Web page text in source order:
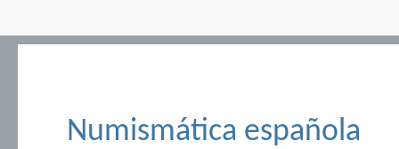
Numismática española